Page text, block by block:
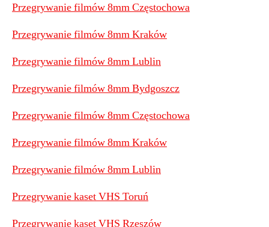
Przegrywanie filmów 8mm Częstochowa
Przegrywanie filmów 8mm Kraków
Przegrywanie filmów 8mm Lublin
Przegrywanie filmów 8mm Bydgoszcz
Przegrywanie filmów 8mm Częstochowa
Przegrywanie filmów 8mm Kraków
Przegrywanie filmów 8mm Lublin
Przegrywanie kaset VHS Toruń
Przegrywanie kaset VHS Rzeszów